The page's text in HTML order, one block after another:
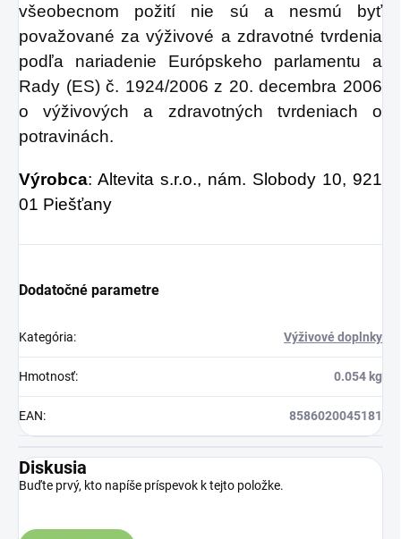
všeobecnom požití nie sú a nesmú byť
považované za výživové a zdravotné tvrdenia
podľa nariadenie Európskeho parlamentu a
Rady (ES) č. 1924/2006 z 20. decembra 2006
o výživových a zdravotných tvrdeniach o
potravinách.
Výrobca: Altevita s.r.o., nám. Slobody 10, 921
01 Piešťany
Dodatočné parametre
Kategória: Výživové doplnky
Hmotnosť: 0.054 kg
EAN: 8586020045181
Diskusia
Buďte prvý, kto napíše príspevok k tejto položke.